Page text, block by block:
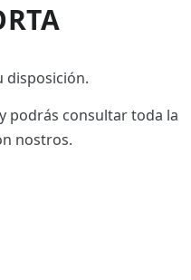
disposición.
podrás consultar toda la
nostros.